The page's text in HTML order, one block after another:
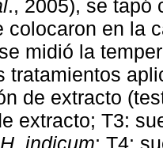
., 2005), se tapó
colocaron en la
midió la
tratamientos
de extracto
extracto; T3:
H. indicum; T4: